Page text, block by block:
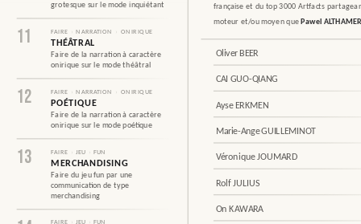
grotesque sur le mode inquiétant
11 FAIRE NARRATION ONIRIQUE
THÉÂTRAL
Faire de la narration à caractère
onirique sur le mode théâtral
12 FAIRE NARRATION ONIRIQUE
POÉTIQUE
Faire de la narration à caractère
onirique sur le mode poétique
13 FAIRE JEU FUN
MERCHANDISING
Faire du jeu fun par une
communication de type
merchandising
française et du top 3000 Artfacts
moteur et/ou moyen que Pawel ALTHAMER
Oliver BEER
CAI GUO-QIANG
Ayse ERKMEN
Marie-Ange GUILLEMINOT
Véronique JOUMARD
Rolf JULIUS
On KAWARA
Mot de passe oublié ? Créer un compte